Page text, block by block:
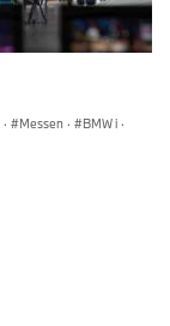
· Messen · BMW i ·